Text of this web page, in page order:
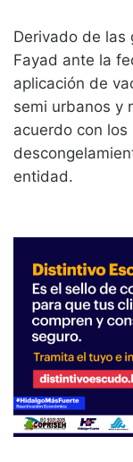
Derivado de las
Fayad ante la
aplicación de
semi urbanos y
acuerdo con
entidad.